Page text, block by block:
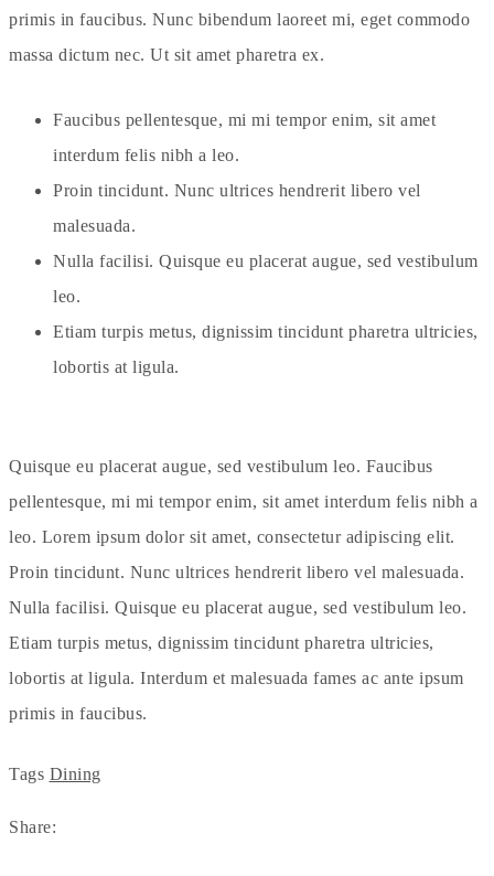
primis in faucibus. Nunc bibendum laoreet mi, eget commodo
massa dictum nec. Ut sit amet pharetra ex.
Faucibus pellentesque, mi mi tempor enim, sit amet
interdum felis nibh a leo.
Proin tincidunt. Nunc ultrices hendrerit libero vel
malesuada.
Nulla facilisi. Quisque eu placerat augue, sed vestibulum
leo.
Etiam turpis metus, dignissim tincidunt pharetra ultricies,
lobortis at ligula.
Quisque eu placerat augue, sed vestibulum leo. Faucibus
pellentesque, mi mi tempor enim, sit amet interdum felis nibh a
leo. Lorem ipsum dolor sit amet, consectetur adipiscing elit.
Proin tincidunt. Nunc ultrices hendrerit libero vel malesuada.
Nulla facilisi. Quisque eu placerat augue, sed vestibulum leo.
Etiam turpis metus, dignissim tincidunt pharetra ultricies,
lobortis at ligula. Interdum et malesuada fames ac ante ipsum
primis in faucibus.
Tags Dining
Share: